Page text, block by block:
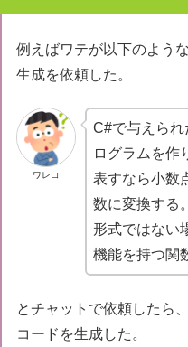
例えばワテが以下のよう
生成を依頼した。
ワレコ
C#で与えら
ログラムを作
表すなら小数
数に変換する
形式ではない
機能を持つ関
とチャットで依頼したら
コードを生成した。